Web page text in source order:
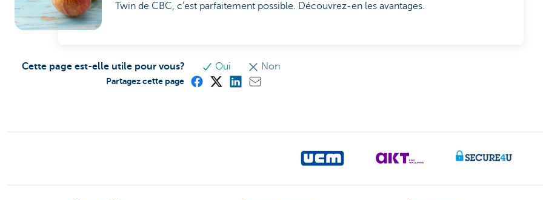
Twin de CBC, c'est parfaitement possible. Découvrez-en les avantages.
Cette page est-elle utile pour vous? Oui Non
Partagez cette page